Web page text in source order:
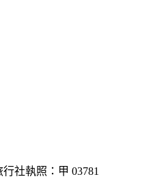
社執照：甲 03781